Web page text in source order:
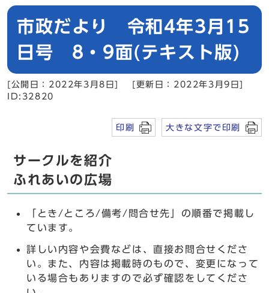
市政だより 令和4年3月15
日号 8・9面(テキスト版)
[公開日：2022年3月8日]
[更新日：2022年3月9日]
ID:32820
印刷 大きな文字で印刷
サークルを紹介
ふれあいの広場
「とき/ところ/備考/問合せ先」の順番で掲載し
ています。
詳しい内容や会費などは、直接お問合せくださ
い。また、内容は掲載時のもので、変更になって
いる場合もありますので必ず確認をしてくださ